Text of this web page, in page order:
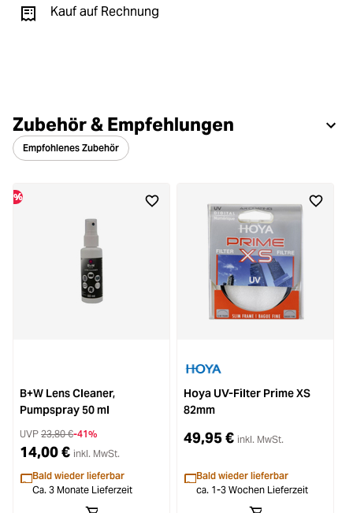
Kauf auf Rechnung
Zubehör & Empfehlungen
Empfohlenes Zubehör
%
B+W Lens Cleaner,
Pumpspray 50 ml
UVP 23,80 €-41%
14,00 € inkl. MwSt.
Bald wieder lieferbar
Ca. 3 Monate Lieferzeit
Hoya UV-Filter Prime XS
82mm
49,95 € inkl. MwSt.
Bald wieder lieferbar
ca. 1-3 Wochen Lieferzeit